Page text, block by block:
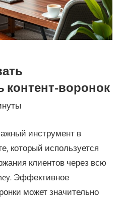
контент-воронок
инструмент в
который используется
клиентов через всю
Эффективное
может значительно